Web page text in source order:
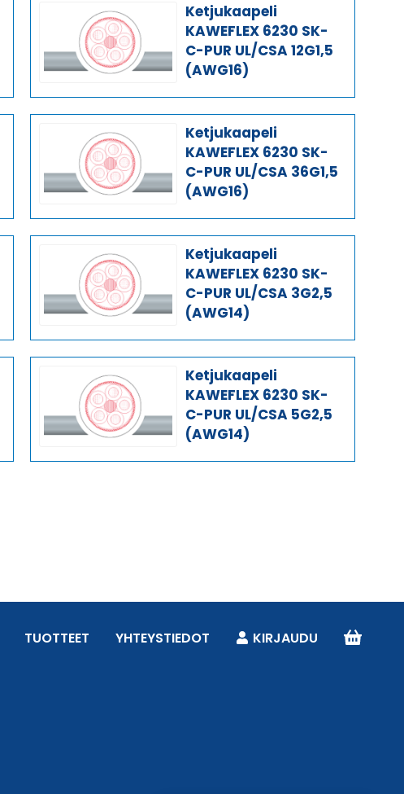
Ketjukaapeli
KAWEFLEX 6230 SK-
C-PUR UL/CSA 12G1,5
(AWG16)
Ketjukaapeli
KAWEFLEX 6230 SK-
C-PUR UL/CSA 36G1,5
(AWG16)
Ketjukaapeli
KAWEFLEX 6230 SK-
C-PUR UL/CSA 3G2,5
(AWG14)
Ketjukaapeli
KAWEFLEX 6230 SK-
C-PUR UL/CSA 5G2,5
(AWG14)
TUOTTEET YHTEYSTIEDOT KIRJAUDU